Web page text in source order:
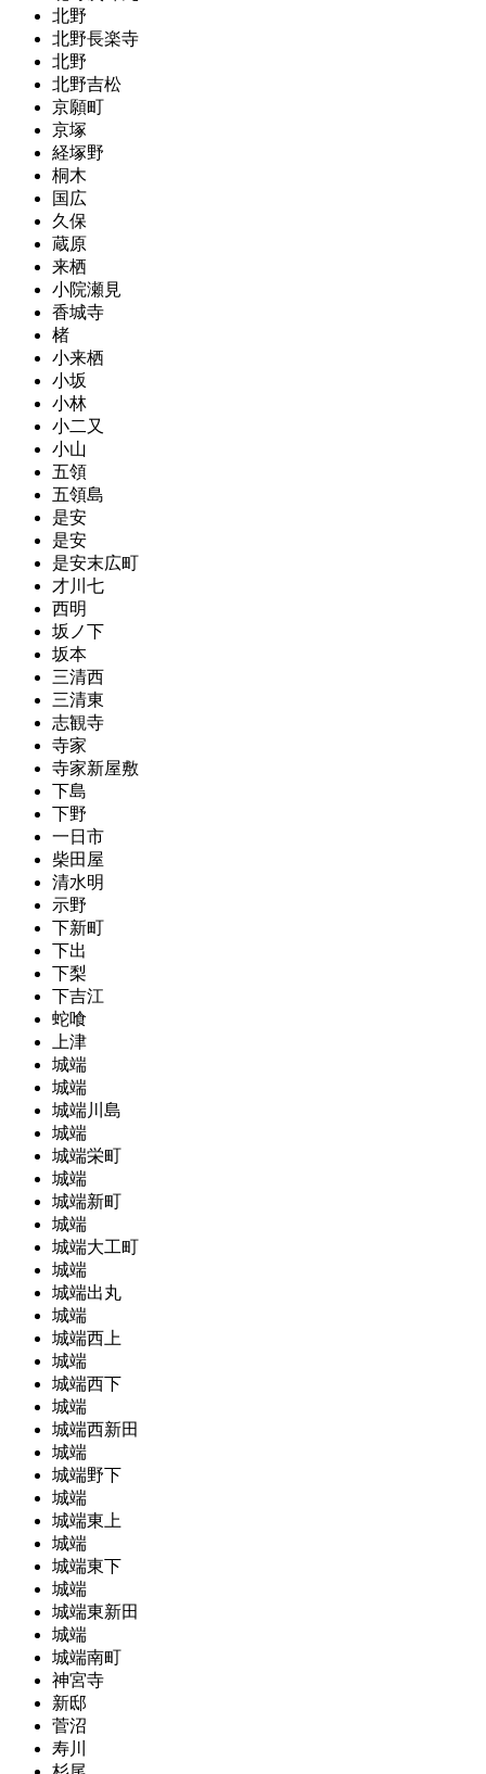
北野
北野長楽寺
北野
北野吉松
京願町
京塚
経塚野
桐木
国広
久保
蔵原
来栖
小院瀬見
香城寺
楮
小来栖
小坂
小林
小二又
小山
五領
五領島
是安
是安
是安末広町
才川七
西明
坂ノ下
坂本
三清西
三清東
志観寺
寺家
寺家新屋敷
下島
下野
一日市
柴田屋
清水明
示野
下新町
下出
下梨
下吉江
蛇喰
上津
城端
城端
城端川島
城端
城端栄町
城端
城端新町
城端
城端大工町
城端
城端出丸
城端
城端西上
城端
城端西下
城端
城端西新田
城端
城端野下
城端
城端東上
城端
城端東下
城端
城端東新田
城端
城端南町
神宮寺
新邸
菅沼
寿川